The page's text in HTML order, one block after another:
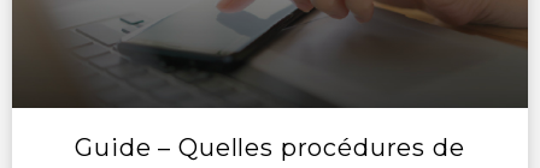
Guide – Quelles procédures de